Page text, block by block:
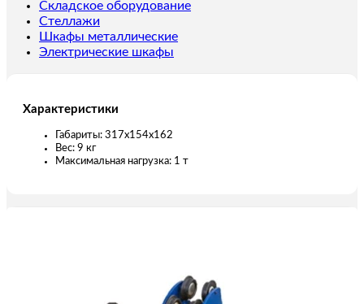
622-
A)
Складское оборудование
Стеллажи
Шкафы металлические
Электрические шкафы
Характеристики
Габариты: 317х154х162
Вес: 9 кг
Максимальная нагрузка: 1 т